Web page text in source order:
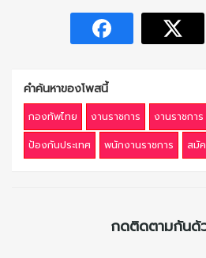
คำค้นหาของโพสนี้
กองทัพไทย งานราชการ งานราชกา
ป้องกันประเทศ
พนักงานราชการ สมั
กดติดตามกันด้